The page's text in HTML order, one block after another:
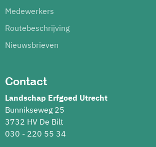
Medewerkers
Routebeschrijving
Nieuwsbrieven
Contact
Landschap Erfgoed Utrecht
Bunnikseweg 25
3732 HV De Bilt
030 - 220 55 34